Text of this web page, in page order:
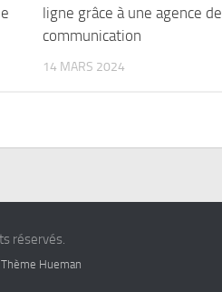
ligne grâce à une agence de
communication
14 MARS 2024
réservés.
Thème Hueman